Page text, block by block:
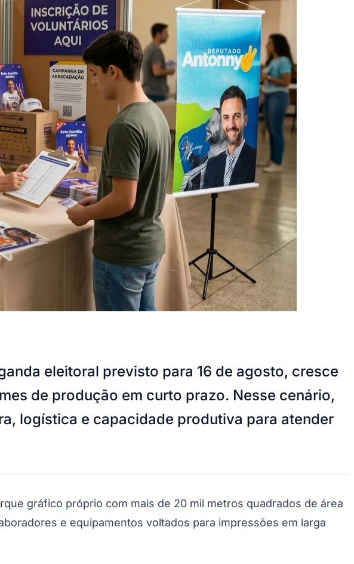
da Rocha Francisco Morato Taboão da Serra Embu das Artes São Roque
eleitoral previsto para 16 de agosto, cresce
de produção em curto prazo. Nesse cenário,
logística e capacidade produtiva para atender
gráfico próprio com mais de 20 mil metros quadrados de área
e equipamentos voltados para impressões em larga